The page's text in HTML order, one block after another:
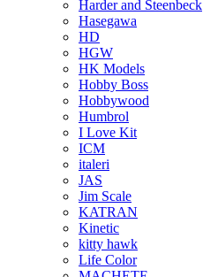
Harder and Steenbeck
Hasegawa
HD
HGW
HK Models
Hobby Boss
Hobbywood
Humbrol
I Love Kit
ICM
italeri
JAS
Jim Scale
KATRAN
Kinetic
kitty hawk
Life Color